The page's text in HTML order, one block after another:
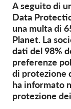
A seguito di
Data
una multa di
Planet. La
dati del 98%
preferenze
di protezione
ha informato
protezione